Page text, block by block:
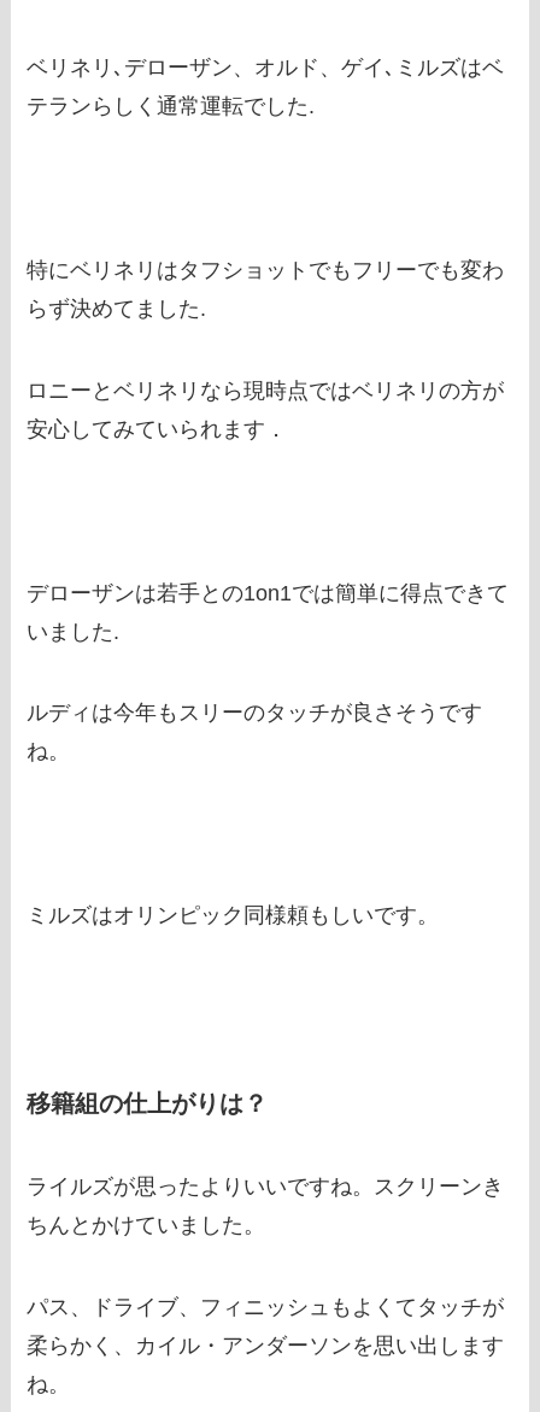
ベリネリ､デローザン、オルド、ゲイ､ミルズはベ
テランらしく通常運転でした.
特にベリネリはタフショットでもフリーでも変わ
らず決めてました.
ロニーとベリネリなら現時点ではベリネリの方が
安心してみていられます．
デローザンは若手との1on1では簡単に得点できて
いました.
ルディは今年もスリーのタッチが良さそうです
ね。
ミルズはオリンピック同様頼もしいです。
移籍組の仕上がりは？
ライルズが思ったよりいいですね。スクリーンき
ちんとかけていました。
パス、ドライブ、フィニッシュもよくてタッチが
柔らかく、カイル・アンダーソンを思い出します
ね。